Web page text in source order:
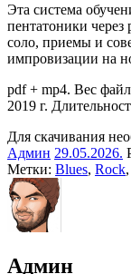
Эта система
пентатоники
соло, приемы и
импровизации на
pdf + mp4. Вес
2019 г.
Для скачивания
Админ 29.05.2026.
Метки: Blues, Rock,
Админ